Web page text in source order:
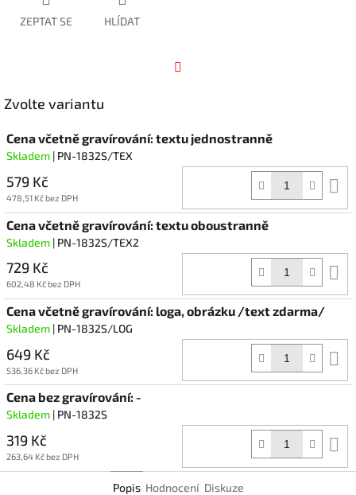
ZEPTAT SE HLÍDAT
Zvolte variantu
Cena včetně gravírování: textu jednostranně
Skladem | PN-1832S/TEX
579 Kč
478,51 Kč bez DPH
Cena včetně gravírování: textu oboustranně
Skladem | PN-1832S/TEX2
729 Kč
602,48 Kč bez DPH
Cena včetně gravírování: loga, obrázku /text zdarma/
Skladem | PN-1832S/LOG
649 Kč
536,36 Kč bez DPH
Cena bez gravírování: -
Skladem | PN-1832S
319 Kč
263,64 Kč bez DPH
Popis Hodnocení Diskuze